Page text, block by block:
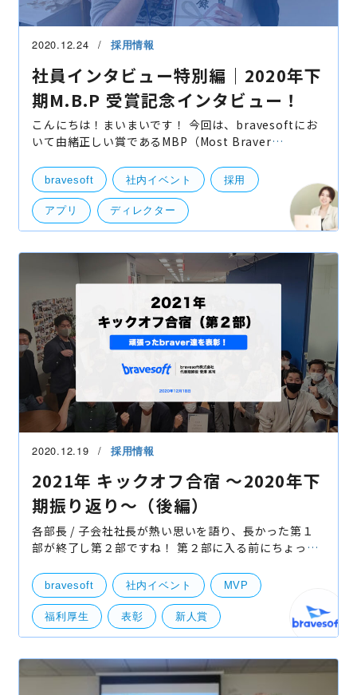
2020.12.24 採用情報
社員インタビュー特別編｜2020年下
期M.B.P 受賞記念インタビュー！
こんにちは！まいまいです！ 今回は、bravesoftにお
いて由緒正しい賞であるMBP（Most Braver
す）を勝ち取った西野さんにヒーローインタビューに
ご協力頂きました！！（
bravesoft 社内イベント 採用
アプリ ディレクター
アプリ開発 友達紹介
リファラル採用 賞金
2020.12.19 採用情報
2021年 キックオフ合宿 〜2020年下
期振り返り〜（後編）
各部長 / 子会社社長が熱い思いを語り、長かった第１
部が終了し第２部ですね！ 第２部に入る前にちょっと
たまった所で各種表彰がスタート！ （bravesoftの表
彰な
bravesoft 社内イベント MVP
福利厚生 表彰 新人賞